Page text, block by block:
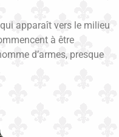
qui apparaît vers le milieu
à être
d’armes, presque